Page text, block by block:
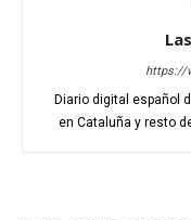
https://
Diario digital español
en Cataluña y resto